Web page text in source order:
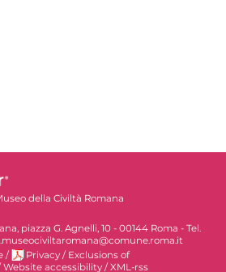
della Civiltà Romana
piazza G. Agnelli, 10 - 00144 Roma - Tel.
/ Privacy / Exclusions of
Website accessibility / XML-rss